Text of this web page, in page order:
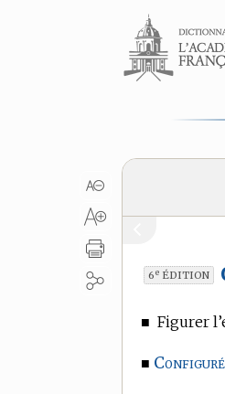
Aller au
6e ÉDITION
■ Figurer
■